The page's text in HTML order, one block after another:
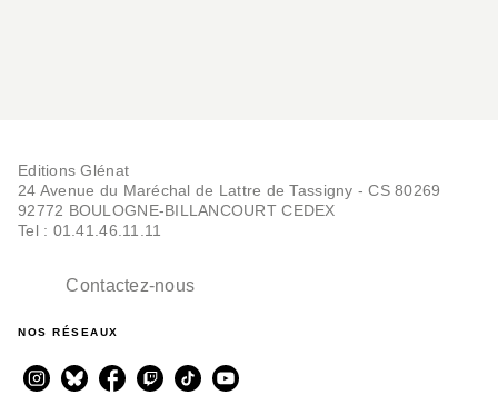
Editions Glénat
24 Avenue du Maréchal de Lattre de Tassigny - CS 80269
92772 BOULOGNE-BILLANCOURT CEDEX
Tel : 01.41.46.11.11
Contactez-nous
NOS RÉSEAUX